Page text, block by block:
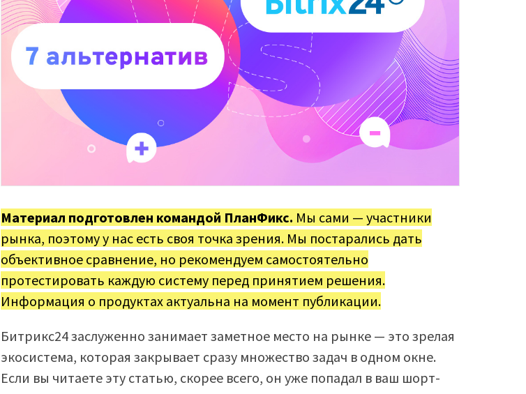
Материал подготовлен командой ПланФикс. Мы сами — участники
рынка, поэтому у нас есть своя точка зрения. Мы постарались дать
объективное сравнение, но рекомендуем самостоятельно
протестировать каждую систему перед принятием решения.
Информация о продуктах актуальна на момент публикации.
Битрикс24 заслуженно занимает заметное место на рынке — это зрелая
экосистема, которая закрывает сразу множество задач в одном окне.
Если вы читаете эту статью, скорее всего, он уже попадал в ваш шорт-